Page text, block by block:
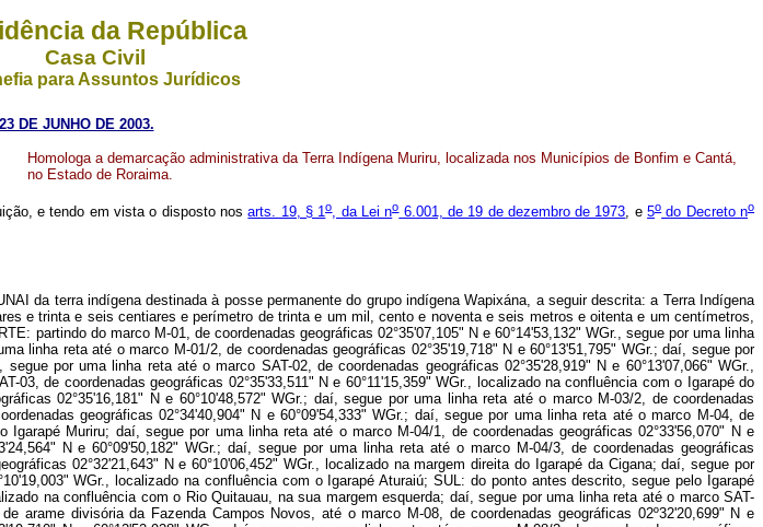
da República
Casa Civil
para Assuntos Jurídicos
DE JUNHO DE 2003.
Homologa a demarcação administrativa da Terra Indígena Muriru, localizada nos Municípios de Bonfim e Cantá,
no Estado de Roraima.
e tendo em vista o disposto nosarts. 19, § 1o, da Lei no6.001, de 19 de dezembro de 1973, e5odo Decreto no
da terra indígena destinada à posse permanente do grupo indígena Wapixána, a seguir descrita: a Terra Indígena
e trinta e seis centiares e perímetro de trinta e um mil, cento e noventa e seis metros e oitenta e um centímetros,
partindo do marco M-01, de coordenadas geográficas 02°35'07,105" N e 60°14'53,132" WGr., segue por uma linha
linha reta até o marco M-01/2, de coordenadas geográficas 02°35'19,718" N e 60°13'51,795" WGr.; daí, segue por
por uma linha reta até o marco SAT-02, de coordenadas geográficas 02°35'28,919" N e 60°13'07,066" WGr.,
de coordenadas geográficas 02°35'33,511" N e 60°11'15,359" WGr., localizado na confluência com o Igarapé do
02°35'16,181" N e 60°10'48,572" WGr.; daí, segue por uma linha reta até o marco M-03/2, de coordenadas
geográficas 02°34'40,904" N e 60°09'54,333" WGr.; daí, segue por uma linha reta até o marco M-04, de
Muriru; daí, segue por uma linha reta até o marco M-04/1, de coordenadas geográficas 02°33'56,070" N e
N e 60°09'50,182" WGr.; daí, segue por uma linha reta até o marco M-04/3, de coordenadas geográficas
02°32'21,643" N e 60°10'06,452" WGr., localizado na margem direita do Igarapé da Cigana; daí, segue por
WGr., localizado na confluência com o Igarapé Aturaiú; SUL: do ponto antes descrito, segue pelo Igarapé
na confluência com o Rio Quitauau, na sua margem esquerda; daí, segue por uma linha reta até o marco SAT-
arame divisória da Fazenda Campos Novos, até o marco M-08, de coordenadas geográficas 02º32'20,699" N e